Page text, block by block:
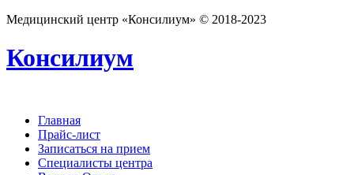
Медицинский центр «Консилиум» © 2018-2023
Консилиум
Главная
Прайс-лист
Записаться на прием
Специалисты центра